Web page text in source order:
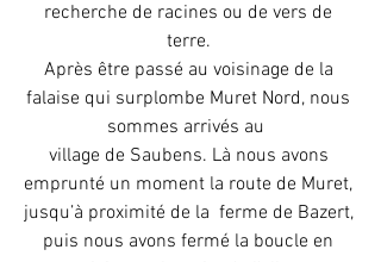
recherche de racines ou de vers de
terre.
Après être passé au voisinage de la
falaise qui surplombe Muret Nord, nous
sommes arrivés au
village de Saubens. Là nous avons
emprunté un moment la route de Muret,
jusqu’à proximité de la  ferme de Bazert,
puis nous avons fermé la boucle en